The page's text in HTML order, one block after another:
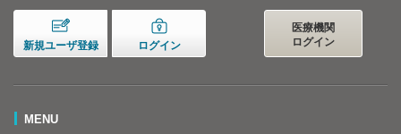
新規ユーザ登録 ログイン
医療機関
ログイン
MENU